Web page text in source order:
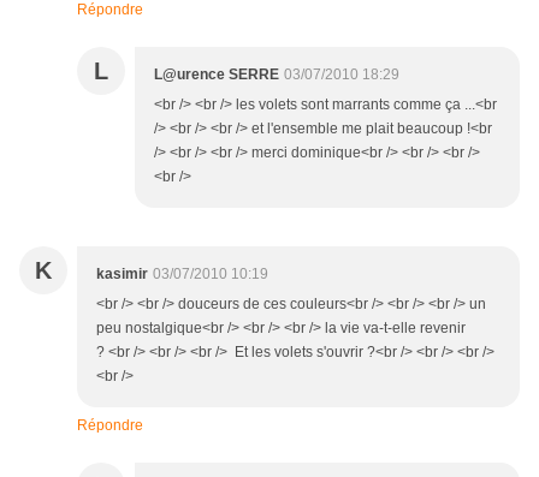
Répondre
L L@urence SERRE 03/07/2010 18:29
<br /> <br /> les volets sont marrants comme ça ...<br
/> <br /> <br /> et l'ensemble me plait beaucoup !<br
/> <br /> <br /> merci dominique<br /> <br /> <br />
<br />
K kasimir 03/07/2010 10:19
<br /> <br /> douceurs de ces couleurs<br /> <br /> <br /> un
peu nostalgique<br /> <br /> <br /> la vie va-t-elle revenir
? <br /> <br /> <br /> Et les volets s'ouvrir ?<br /> <br /> <br />
<br />
Répondre